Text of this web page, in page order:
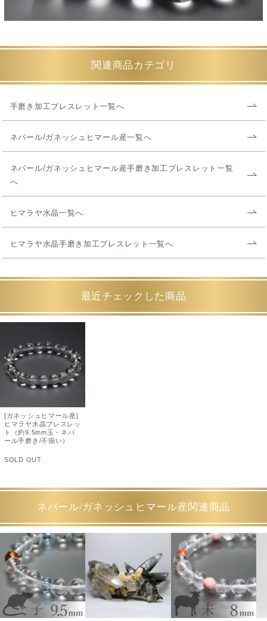
関連商品カテゴリ
手磨き加工ブレスレット一覧へ
ネパール/ガネッシュヒマール産一覧へ
ネパール/ガネッシュヒマール産手磨き加工ブレスレット一覧
へ
ヒマラヤ水晶一覧へ
ヒマラヤ水晶手磨き加工ブレスレット一覧へ
最近チェックした商品
[ガネッシュヒマール産]
ヒマラヤ水晶ブレスレッ
ト（約9.5mm玉・ネパ
ール手磨き/不揃い）
SOLD OUT
ネパール/ガネッシュヒマール産関連商品